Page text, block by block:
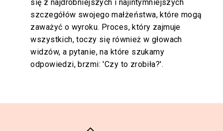
się z najdrobniejszych i najintymniejszych
szczegółów swojego małżeństwa, które mogą
zaważyć o wyroku. Proces, który zajmuje
wszystkich, toczy się również w głowach
widzów, a pytanie, na które szukamy
odpowiedzi, brzmi: 'Czy to zrobiła?'.